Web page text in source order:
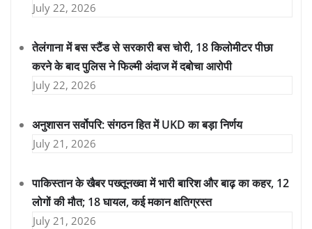
July 22, 2026
तेलंगाना में बस स्टैंड से सरकारी बस चोरी, 18 किलोमीटर पीछा
करने के बाद पुलिस ने फिल्मी अंदाज में दबोचा आरोपी
July 22, 2026
अनुशासन सर्वोपरि: संगठन हित में UKD का बड़ा निर्णय
July 21, 2026
पाकिस्तान के खैबर पख्तूनख्वा में भारी बारिश और बाढ़ का कहर, 12
लोगों की मौत; 18 घायल, कई मकान क्षतिग्रस्त
July 21, 2026